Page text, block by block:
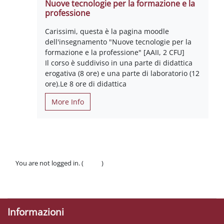
Nuove tecnologie per la formazione e la
professione
Carissimi, questa è la pagina moodle
dell'insegnamento "Nuove tecnologie per la
formazione e la professione" [AAII, 2 CFU]
Il corso è suddiviso in una parte di didattica
erogativa (8 ore) e una parte di laboratorio (12
ore).Le 8 ore di didattica
More Info
You are not logged in. (
)
Informazioni